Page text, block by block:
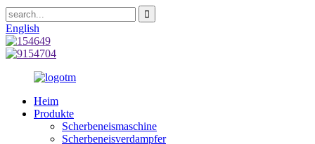
English
Heim
Produkte
Scherbeneismaschine
Scherbeneisverdampfer